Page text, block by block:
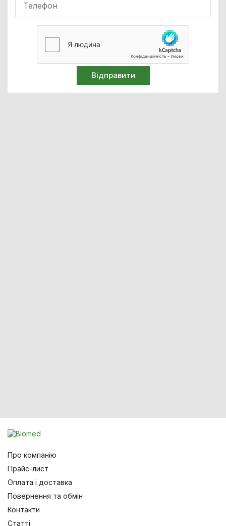
Про компанію
Прайс-лист
Оплата і доставка
Повернення та обмін
Контакти
Статті